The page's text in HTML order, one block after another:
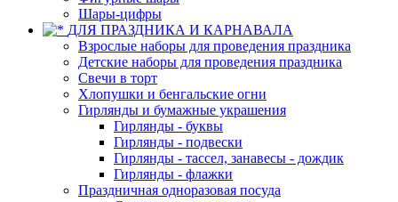
Шары-цифры
ДЛЯ ПРАЗДНИКА И КАРНАВАЛА
Взрослые наборы для проведения праздника
Детские наборы для проведения праздника
Свечи в торт
Хлопушки и бенгальские огни
Гирлянды и бумажные украшения
Гирлянды - буквы
Гирлянды - подвески
Гирлянды - тассел, занавесы - дождик
Гирлянды - флажки
Праздничная одноразовая посуда